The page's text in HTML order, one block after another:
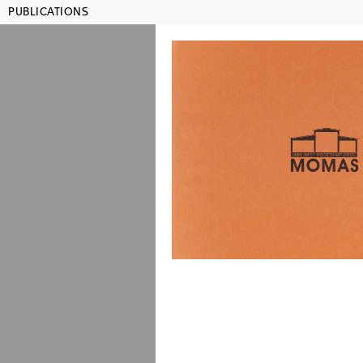
Publications
Titre, artiste, année, ISBN...
Julien
PUBLICATIONS